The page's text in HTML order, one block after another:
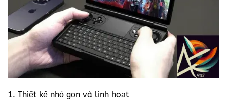
1. Thiết kế nhỏ gọn và linh hoạt